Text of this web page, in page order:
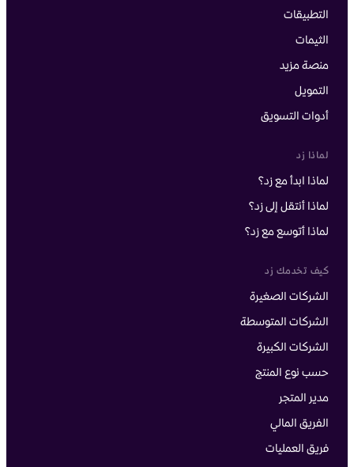
التطبيقات
الثيمات
منصة مزيد
التمويل
أدوات التسويق
لماذا زد
لماذا ابدأ مع زد؟
لماذا أنتقل إلى زد؟
لماذا أتوسع مع زد؟
كيف تخدمك زد
الشركات الصغيرة
الشركات المتوسطة
الشركات الكبيرة
حسب نوع المنتج
مدير المتجر
الفريق المالي
فريق العمليات